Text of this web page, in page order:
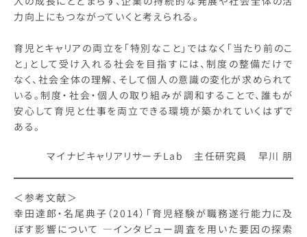
力向上にもつながっていくと考えられる。
育児とキャリアの両立を「特別なこと」ではなく「当たり前のこ
と」として受け入れる社会を目指すには、制度の整備だけで
なく、社会全体の理解、そして個人の意識の変化が求められて
いる。制度・社会・個人の取り組みが調和することで、誰もが
安心して育児と仕事を両立できる環境が築かれていくはずで
ある。
マイナビキャリアリサーチLab 主任研究員 早川 朋
＜参考文献＞
幸田達郎・名尾典子（2014）「育児経験が職務遂行能力に及
ぼす影響について ―インタビュー調査を用いた要因の探索